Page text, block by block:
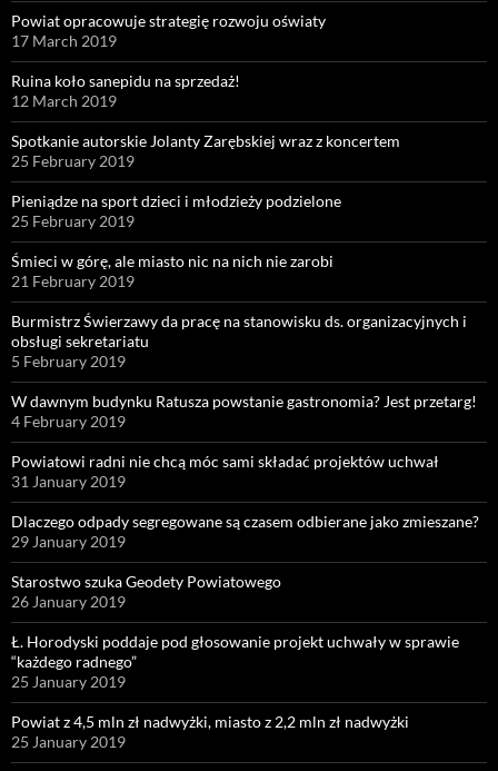
Powiat opracowuje strategię rozwoju oświaty
17 March 2019
Ruina koło sanepidu na sprzedaż!
12 March 2019
Spotkanie autorskie Jolanty Zarębskiej wraz z koncertem
25 February 2019
Pieniądze na sport dzieci i młodzieży podzielone
25 February 2019
Śmieci w górę, ale miasto nic na nich nie zarobi
21 February 2019
Burmistrz Świerzawy da pracę na stanowisku ds. organizacyjnych i
obsługi sekretariatu
5 February 2019
W dawnym budynku Ratusza powstanie gastronomia? Jest przetarg!
4 February 2019
Powiatowi radni nie chcą móc sami składać projektów uchwał
31 January 2019
Dlaczego odpady segregowane są czasem odbierane jako zmieszane?
29 January 2019
Starostwo szuka Geodety Powiatowego
26 January 2019
Ł. Horodyski poddaje pod głosowanie projekt uchwały w sprawie
“każdego radnego”
25 January 2019
Powiat z 4,5 mln zł nadwyżki, miasto z 2,2 mln zł nadwyżki
25 January 2019